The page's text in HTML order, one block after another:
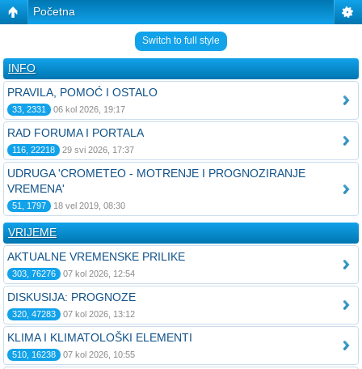
Početna
Switch to full style
INFO
PRAVILA, POMOĆ I OSTALO
33, 2331 06 kol 2026, 19:17
RAD FORUMA I PORTALA
116, 22218 29 svi 2026, 17:37
UDRUGA 'CROMETEO - MOTRENJE I PROGNOZIRANJE
VREMENA'
51, 1797 18 vel 2019, 08:30
VRIJEME
AKTUALNE VREMENSKE PRILIKE
303, 76276 07 kol 2026, 12:54
DISKUSIJA: PROGNOZE
320, 47283 07 kol 2026, 13:12
KLIMA I KLIMATOLOŠKI ELEMENTI
510, 16238 07 kol 2026, 10:55